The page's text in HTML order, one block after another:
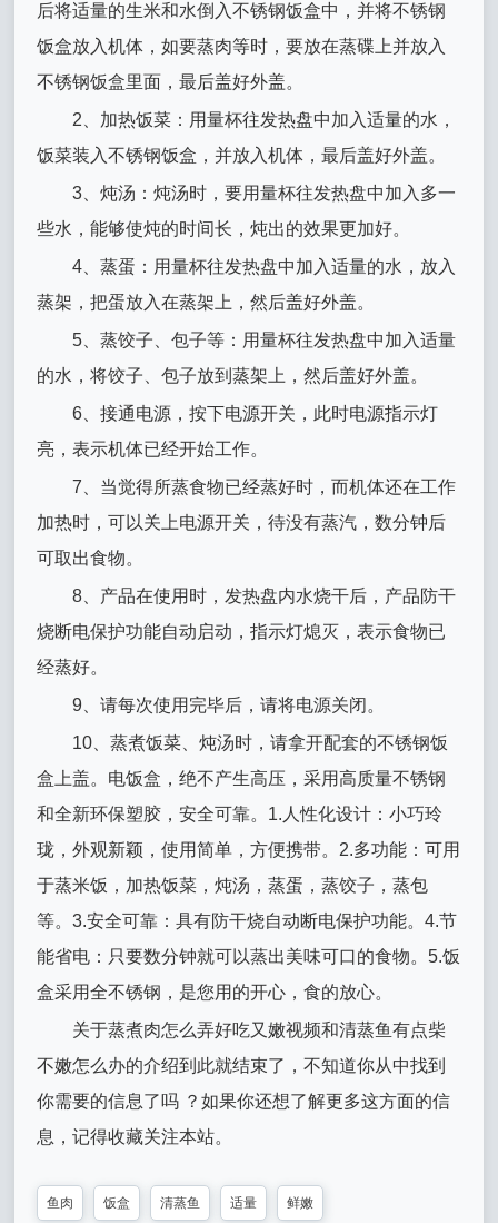
后将适量的生米和水倒入不锈钢饭盒中，并将不锈钢
饭盒放入机体，如要蒸肉等时，要放在蒸碟上并放入
不锈钢饭盒里面，最后盖好外盖。
2、加热饭菜：用量杯往发热盘中加入适量的水，
饭菜装入不锈钢饭盒，并放入机体，最后盖好外盖。
3、炖汤：炖汤时，要用量杯往发热盘中加入多一
些水，能够使炖的时间长，炖出的效果更加好。
4、蒸蛋：用量杯往发热盘中加入适量的水，放入
蒸架，把蛋放入在蒸架上，然后盖好外盖。
5、蒸饺子、包子等：用量杯往发热盘中加入适量
的水，将饺子、包子放到蒸架上，然后盖好外盖。
6、接通电源，按下电源开关，此时电源指示灯
亮，表示机体已经开始工作。
7、当觉得所蒸食物已经蒸好时，而机体还在工作
加热时，可以关上电源开关，待没有蒸汽，数分钟后
可取出食物。
8、产品在使用时，发热盘内水烧干后，产品防干
烧断电保护功能自动启动，指示灯熄灭，表示食物已
经蒸好。
9、请每次使用完毕后，请将电源关闭。
10、蒸煮饭菜、炖汤时，请拿开配套的不锈钢饭
盒上盖。电饭盒，绝不产生高压，采用高质量不锈钢
和全新环保塑胶，安全可靠。1.人性化设计：小巧玲
珑，外观新颖，使用简单，方便携带。2.多功能：可用
于蒸米饭，加热饭菜，炖汤，蒸蛋，蒸饺子，蒸包
等。3.安全可靠：具有防干烧自动断电保护功能。4.节
能省电：只要数分钟就可以蒸出美味可口的食物。5.饭
盒采用全不锈钢，是您用的开心，食的放心。
关于蒸煮肉怎么弄好吃又嫩视频和清蒸鱼有点柴
不嫩怎么办的介绍到此就结束了，不知道你从中找到
你需要的信息了吗 ？如果你还想了解更多这方面的信
息，记得收藏关注本站。
鱼肉 饭盒 清蒸鱼 适量 鲜嫩